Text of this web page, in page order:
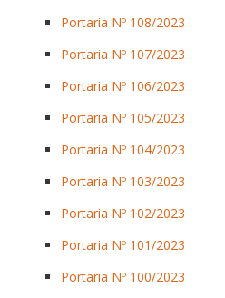
Portaria Nº 108/2023
Portaria Nº 107/2023
Portaria Nº 106/2023
Portaria Nº 105/2023
Portaria Nº 104/2023
Portaria Nº 103/2023
Portaria Nº 102/2023
Portaria Nº 101/2023
Portaria Nº 100/2023